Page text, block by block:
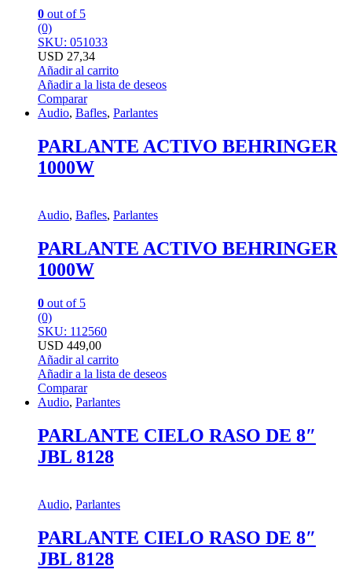
0 out of 5
(0)
SKU: 051033
USD 27,34
Añadir al carrito
Añadir a la lista de deseos
Comparar
Audio, Bafles, Parlantes
PARLANTE ACTIVO BEHRINGER
1000W
Audio, Bafles, Parlantes
PARLANTE ACTIVO BEHRINGER
1000W
0 out of 5
(0)
SKU: 112560
USD 449,00
Añadir al carrito
Añadir a la lista de deseos
Comparar
Audio, Parlantes
PARLANTE CIELO RASO DE 8″
JBL 8128
Audio, Parlantes
PARLANTE CIELO RASO DE 8″
JBL 8128